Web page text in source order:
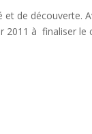
de découverte.
à finaliser